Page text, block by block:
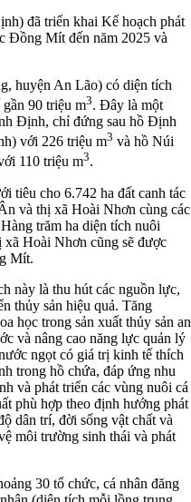
đã triển khai Kế hoạch phát
Đồng Mít đến năm 2025 và
huyện An Lão) có diện tích
90 triệu m3. Đây là một
Định, chỉ đứng sau hồ Định
với 226 triệu m3 và hồ Núi
110 triệu m3.
tiêu cho 6.742 ha đất canh tác
và thị xã Hoài Nhơn cùng các
trăm ha diện tích nuôi
Hoài Nhơn cũng sẽ được
Mít.
này là thu hút các nguồn lực,
thủy sản hiệu quả. Tăng
học trong sản xuất thủy sản an
và nâng cao năng lực quản lý
ngọt có giá trị kinh tế thích
trong hồ chứa, đáp ứng nhu
và phát triển các vùng nuôi cá
phù hợp theo định hướng phát
dân trí, đời sống vật chất và
môi trường sinh thái và phát
30 tổ chức, cá nhân đăng